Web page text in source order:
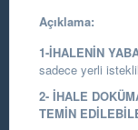
Açıklama:
1-İHALENİN
sadece yerli
2- İHALE
TEMİN